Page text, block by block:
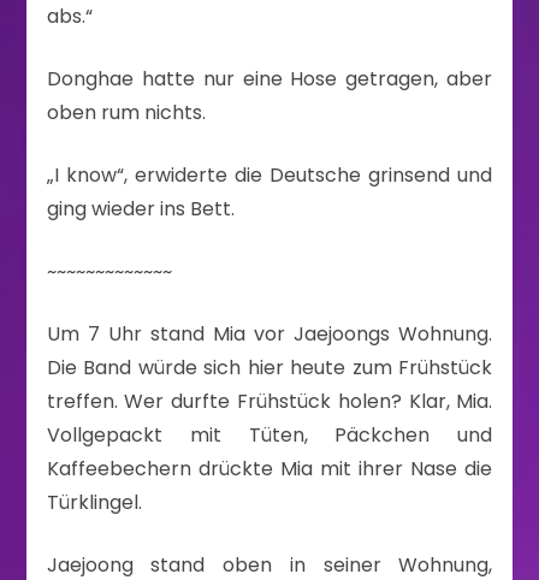
abs.“
Donghae hatte nur eine Hose getragen, aber
oben rum nichts.
„I know“, erwiderte die Deutsche grinsend und
ging wieder ins Bett.
~~~~~~~~~~~~~
Um 7 Uhr stand Mia vor Jaejoongs Wohnung.
Die Band würde sich hier heute zum Frühstück
treffen. Wer durfte Frühstück holen? Klar, Mia.
Vollgepackt mit Tüten, Päckchen und
Kaffeebechern drückte Mia mit ihrer Nase die
Türklingel.
Jaejoong stand oben in seiner Wohnung,